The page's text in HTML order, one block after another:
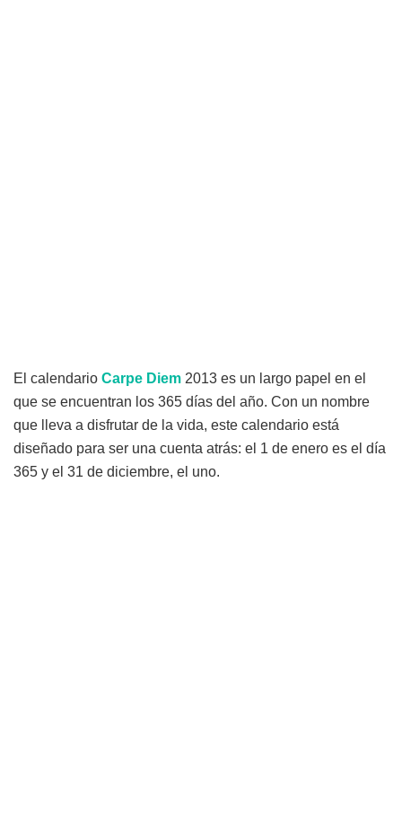
El calendario Carpe Diem 2013 es un largo papel en el
que se encuentran los 365 días del año. Con un nombre
que lleva a disfrutar de la vida, este calendario está
diseñado para ser una cuenta atrás: el 1 de enero es el día
365 y el 31 de diciembre, el uno.